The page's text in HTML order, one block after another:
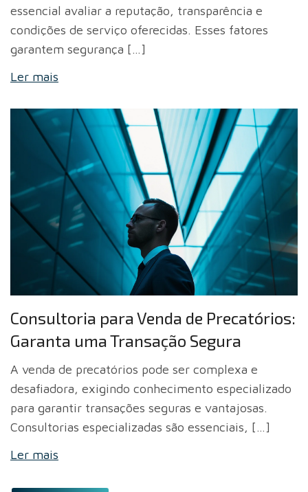
essencial avaliar a reputação, transparência e
condições de serviço oferecidas. Esses fatores
garantem segurança […]
Ler mais
Consultoria para Venda de Precatórios:
Garanta uma Transação Segura
A venda de precatórios pode ser complexa e
desafiadora, exigindo conhecimento especializado
para garantir transações seguras e vantajosas.
Consultorias especializadas são essenciais, […]
Ler mais